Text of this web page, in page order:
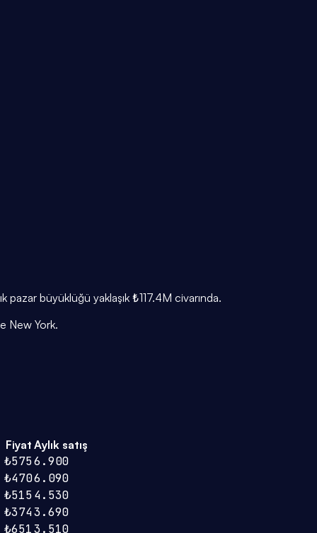
büyüklüğü yaklaşık ₺117.4M civarında.
New York.
Fiyat Aylık satış
₺5756.900
₺4706.090
₺5154.530
₺3743.690
₺6513.510